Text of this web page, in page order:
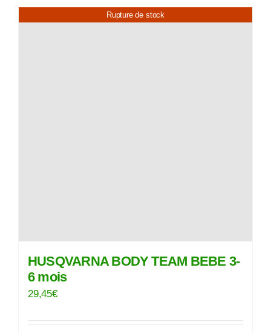
Rupture de stock
HUSQVARNA BODY TEAM BEBE 3-
6 mois
29,45€